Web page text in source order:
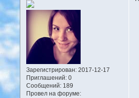
Зарегистрирован: 2017-12-17
Приглашений:0
Сообщений:189
Провел на форуме: